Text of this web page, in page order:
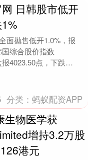
日韩股市低开
面抛售低开1.0%，报
综合股价指数
报4023.50点，下跌
分类：蚂蚁配资APP
生物医学获
增持3.2万股
港元